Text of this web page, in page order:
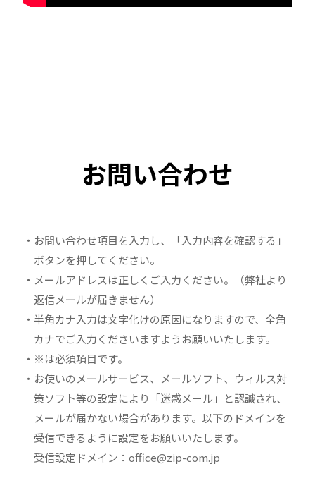
お問い合わせ
・お問い合わせ項目を入力し、「入力内容を確認する」
ボタンを押してください。
・メールアドレスは正しくご入力ください。（弊社より
返信メールが届きません）
・半角カナ入力は文字化けの原因になりますので、全角
カナでご入力くださいますようお願いいたします。
・※は必須項目です。
・お使いのメールサービス、メールソフト、ウィルス対
策ソフト等の設定により「迷惑メール」と認識され、
メールが届かない場合があります。以下のドメインを
受信できるように設定をお願いいたします。
受信設定ドメイン：office@zip-com.jp